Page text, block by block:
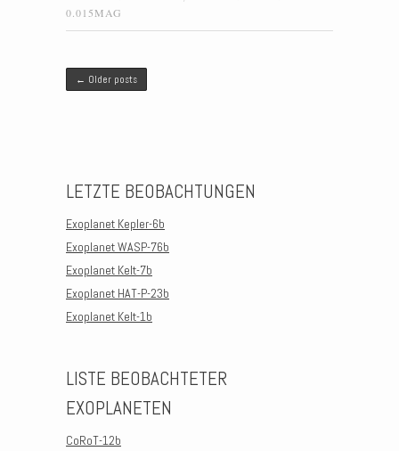
0.015MAG
Post navigation
← Older posts
LETZTE BEOBACHTUNGEN
Exoplanet Kepler-6b
Exoplanet WASP-76b
Exoplanet Kelt-7b
Exoplanet HAT-P-23b
Exoplanet Kelt-1b
LISTE BEOBACHTETER
EXOPLANETEN
CoRoT-12b